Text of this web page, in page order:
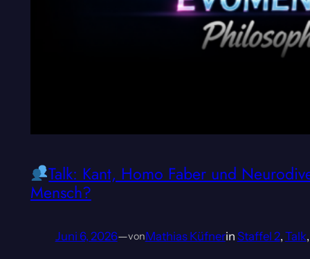
Talk: Kant, Homo Faber und
Mensch?
Juni 6, 2026—vonMathias Küfnerin Staffel 2, Talk